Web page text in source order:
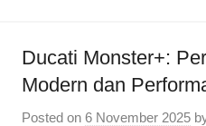
Ducati Monster+:
Modern dan
Posted on 6 November 2025